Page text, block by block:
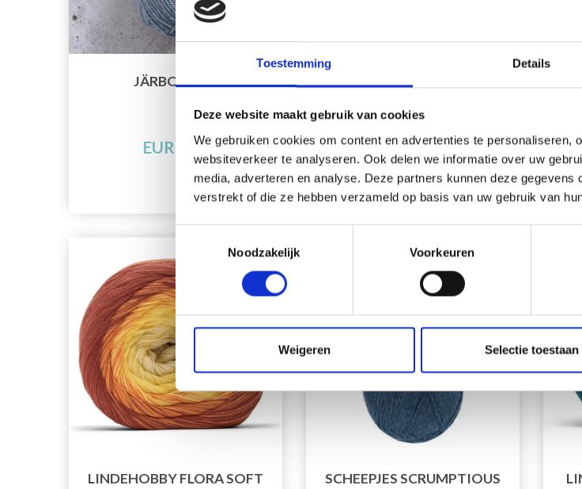
Toestemming Details
Deze website maakt gebruik van cookies
We gebruiken cookies om content en advertenties te personaliseren,
websiteverkeer te analyseren. Ook delen we informatie over uw
media, adverteren en analyse. Deze partners kunnen deze
verstrekt of die ze hebben verzameld op basis van uw gebruik van
Noodzakelijk
Voorkeuren
Weigeren Selectie toestaan
JÄRBO FUGA
EUR 3.25
JARBO-KOEKJE
EUR 9.45
LINDEHOBBY FLORA SOFT
SCHEEPJES SCRUMPTIOUS